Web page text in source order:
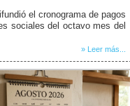
el cronograma de pagos
sociales del octavo mes del
» Leer más...